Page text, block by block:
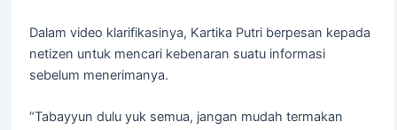
Dalam video klarifikasinya, Kartika Putri berpesan kepada
netizen untuk mencari kebenaran suatu informasi
sebelum menerimanya.
“Tabayyun dulu yuk semua, jangan mudah termakan